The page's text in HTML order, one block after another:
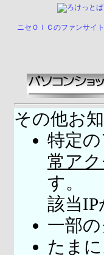
ニセＯＩＣのファンサイ
その他お
特定
常ア
す。
該当
一部
たまに